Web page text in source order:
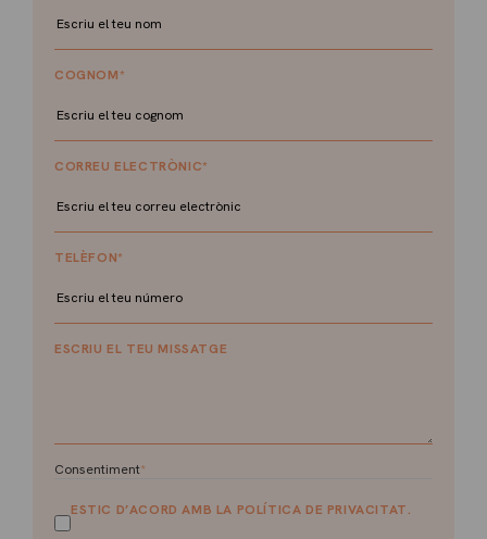
COGNOM*
CORREU ELECTRÒNIC*
TELÈFON*
ESCRIU EL TEU MISSATGE
Consentiment*
ESTIC D’ACORD AMB LA POLÍTICA DE PRIVACITAT.